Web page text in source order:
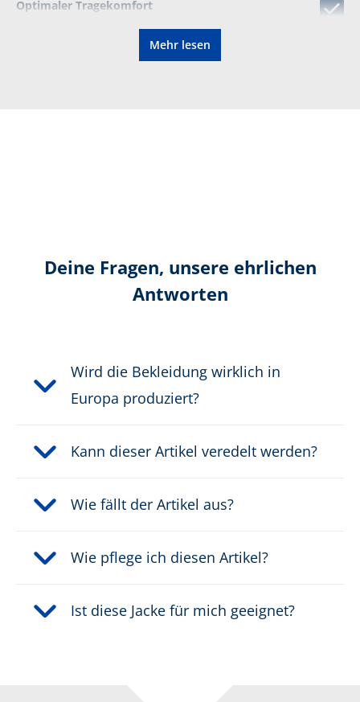
Optimaler Tragekomfort
167 g
Kapuze: fest
Polyester, 37 % Polyamid,
19 % Elasthan,
auf Basis ePTFE, Hauptstoff
% Polyamid
Wassersäule: 10.000
Mehr lesen
Deine Fragen, unsere ehrlichen
Antworten
Wird die Bekleidung wirklich in
Europa produziert?
Kann dieser Artikel veredelt werden?
Wie fällt der Artikel aus?
Wie pflege ich diesen Artikel?
Ist diese Jacke für mich geeignet?